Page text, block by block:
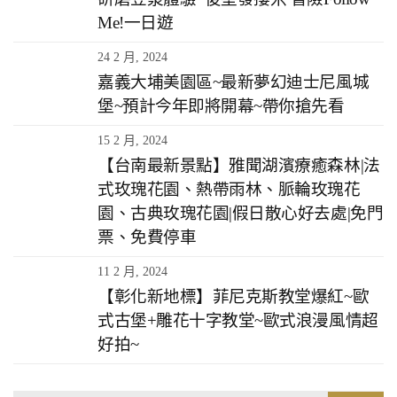
Me!一日遊
24 2 月, 2024
嘉義大埔美園區~最新夢幻迪士尼風城
堡~預計今年即將開幕~帶你搶先看
15 2 月, 2024
【台南最新景點】雅聞湖濱療癒森林|法
式玫瑰花園、熱帶雨林、脈輪玫瑰花
園、古典玫瑰花園|假日散心好去處|免門
票、免費停車
11 2 月, 2024
【彰化新地標】菲尼克斯教堂爆紅~歐
式古堡+雕花十字教堂~歐式浪漫風情超
好拍~